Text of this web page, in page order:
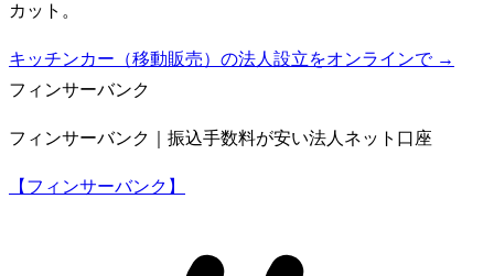
カット。
キッチンカー（移動販売）の法人設立をオンラインで →
フィンサーバンク
フィンサーバンク｜振込手数料が安い法人ネット口座
【フィンサーバンク】